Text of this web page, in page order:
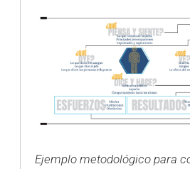
Ejemplo metodológico para